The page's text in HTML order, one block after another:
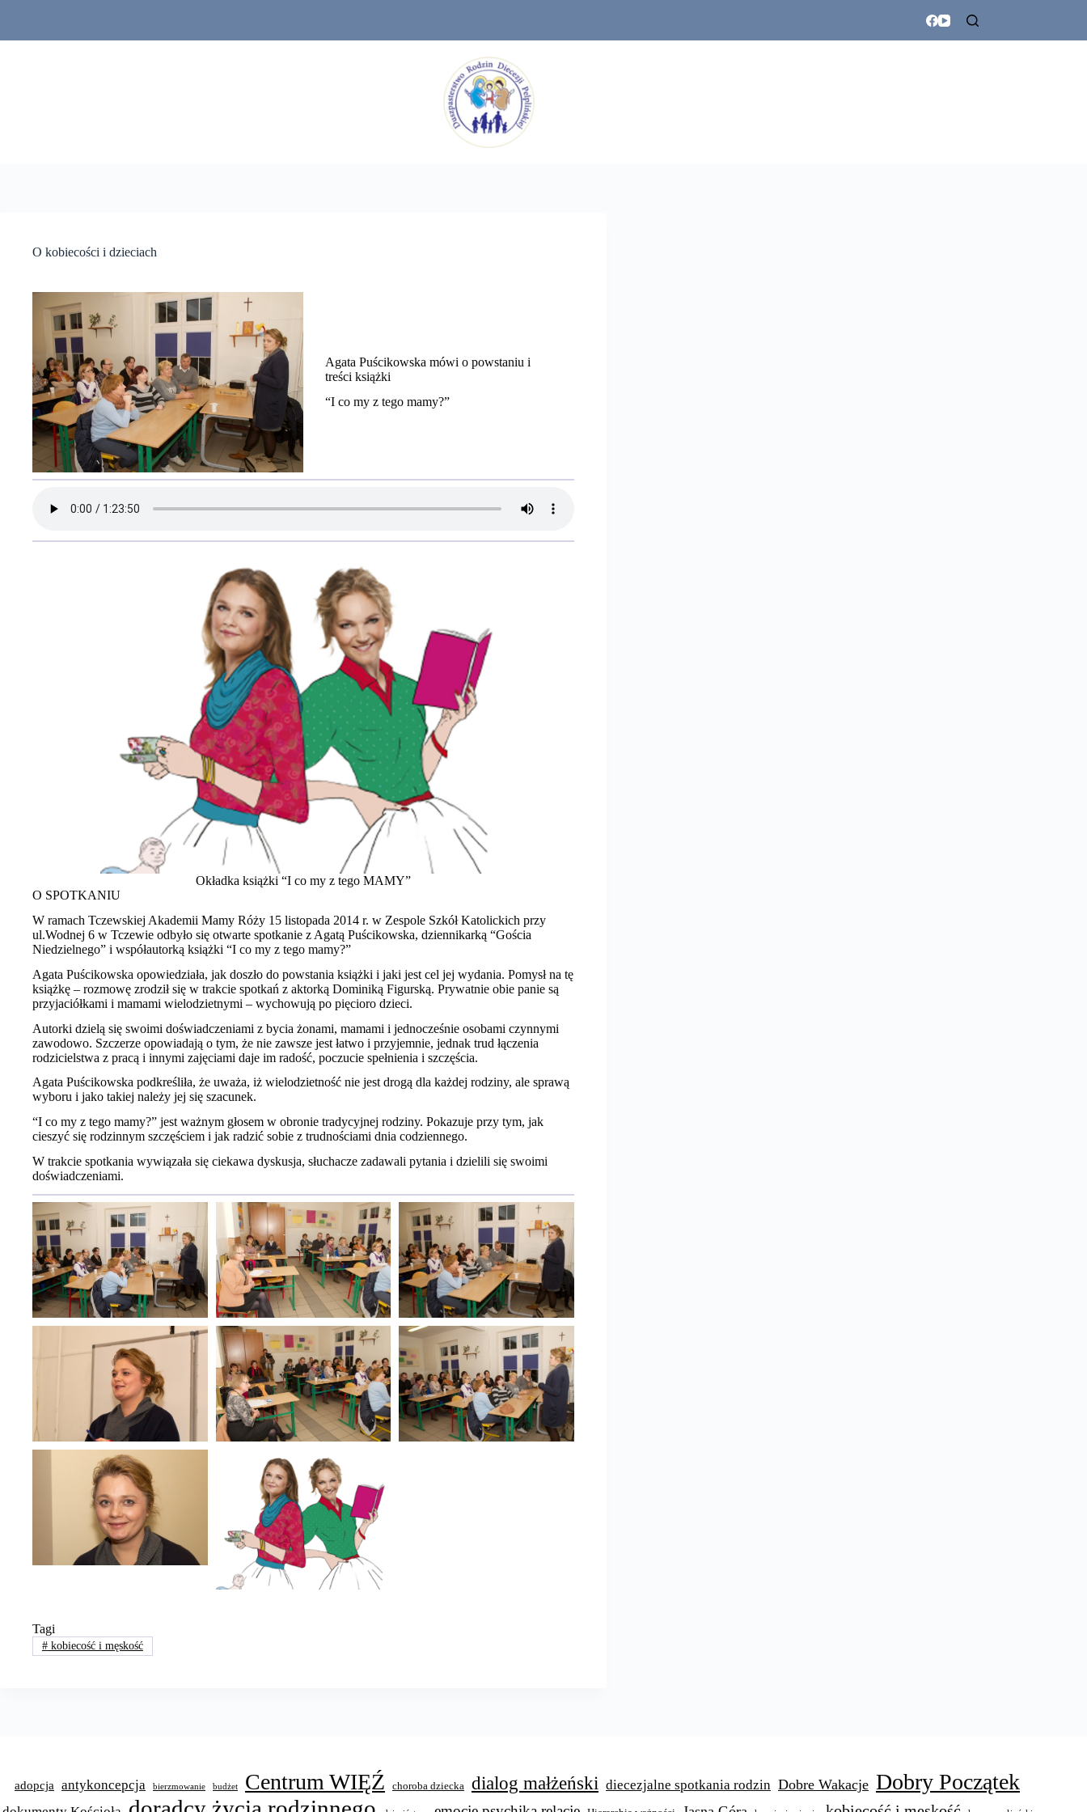
O kobiecości i dzieciach
Agata Puścikowska mówi o powstaniu i
treści książki
“I co my z tego mamy?”
Okładka książki “I co my z tego MAMY”
O SPOTKANIU
W ramach Tczewskiej Akademii Mamy Róży 15 listopada 2014 r. w Zespole Szkół Katolickich przy
ul.Wodnej 6 w Tczewie odbyło się otwarte spotkanie z Agatą Puścikowska, dziennikarką “Gościa
Niedzielnego” i współautorką książki “I co my z tego mamy?”
Agata Puścikowska opowiedziała, jak doszło do powstania książki i jaki jest cel jej wydania. Pomysł na tę
książkę – rozmowę zrodził się w trakcie spotkań z aktorką Dominiką Figurską. Prywatnie obie panie są
przyjaciółkami i mamami wielodzietnymi – wychowują po pięcioro dzieci.
Autorki dzielą się swoimi doświadczeniami z bycia żonami, mamami i jednocześnie osobami czynnymi
zawodowo. Szczerze opowiadają o tym, że nie zawsze jest łatwo i przyjemnie, jednak trud łączenia
rodzicielstwa z pracą i innymi zajęciami daje im radość, poczucie spełnienia i szczęścia.
Agata Puścikowska podkreśliła, że uważa, iż wielodzietność nie jest drogą dla każdej rodziny, ale sprawą
wyboru i jako takiej należy jej się szacunek.
“I co my z tego mamy?” jest ważnym głosem w obronie tradycyjnej rodziny. Pokazuje przy tym, jak
cieszyć się rodzinnym szczęściem i jak radzić sobie z trudnościami dnia codziennego.
W trakcie spotkania wywiązała się ciekawa dyskusja, słuchacze zadawali pytania i dzielili się swoimi
doświadczeniami.
Tagi
#kobiecość i męskość
adopcja antykoncepcja bierzmowanie budżet Centrum WIĘŹ choroba dziecka dialog małżeński diecezjalne spotkania rodzin Dobre Wakacje Dobry Początek